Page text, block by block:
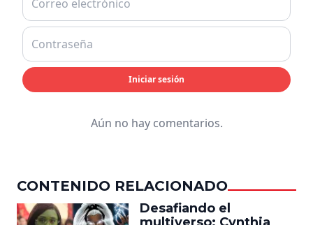
Iniciar sesión
Aún no hay comentarios.
CONTENIDO RELACIONADO
Desafiando el